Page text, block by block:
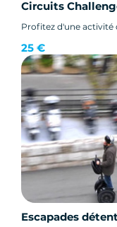
Circuits
Profitez d'une
25 €
Escapades